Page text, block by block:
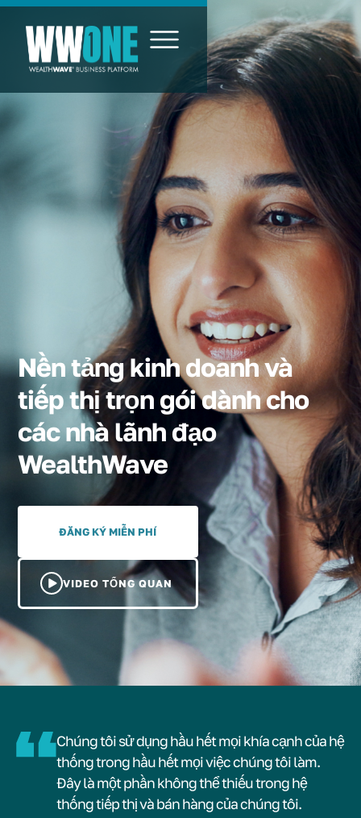
Nền tảng kinh doanh và
tiếp thị trọn gói dành cho
các nhà lãnh đạo
WealthWave
ĐĂNG KÝ MIỄN PHÍ
VIDEO TỔNG QUAN
Chúng tôi sử dụng hầu hết mọi khía cạnh của hệ
thống trong hầu hết mọi việc chúng tôi làm.
Đây là một phần không thể thiếu trong hệ
thống tiếp thị và bán hàng của chúng tôi.